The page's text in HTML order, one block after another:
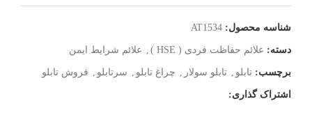
شناسه محصول: AT1534
دسته: علائم حفاظت فردی ( HSE ) , علائم شرایط ایمن
برچسب: تابلو , تابلو سولار , چراغ تابلو , سرتابلو , فروش تابلو
اشتراک گذاری: